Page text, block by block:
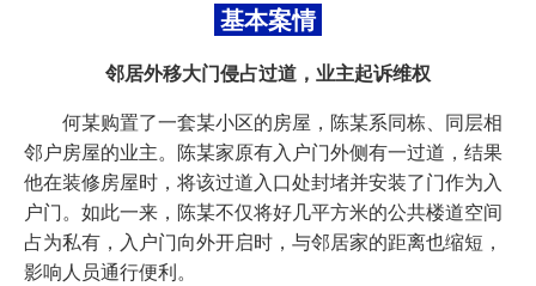
基本案情
邻居外移大门侵占过道，业主起诉维权
何某购置了一套某小区的房屋，陈某系同栋、同层相
邻户房屋的业主。陈某家原有入户门外侧有一过道，结果
他在装修房屋时，将该过道入口处封堵并安装了门作为入
户门。如此一来，陈某不仅将好几平方米的公共楼道空间
占为私有，入户门向外开启时，与邻居家的距离也缩短，
影响人员通行便利。